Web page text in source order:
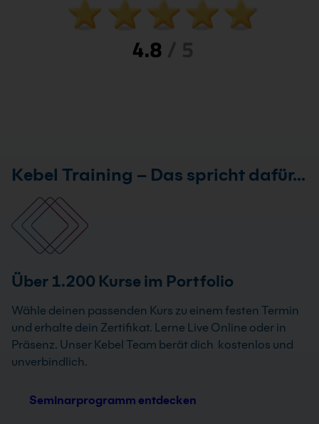
Kebel Training – Das spricht dafür…
Über 1.200 Kurse im Portfolio
Wähle deinen passenden Kurs zu einem festen Termin
und erhalte dein Zertifikat. Lerne Live Online oder in
Präsenz. Unser Kebel Team berät dich kostenlos und
unverbindlich.
Seminarprogramm entdecken